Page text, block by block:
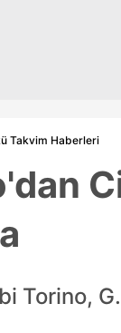
Takvim Haberleri
Torino,